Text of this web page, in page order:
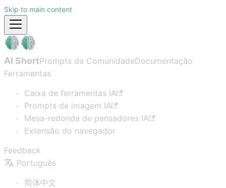
Skip to main content
AI ShortPrompts da ComunidadeDocumentação
Ferramentas
Caixa de ferramentas IA
Prompts de imagem IA
Mesa-redonda de pensadores IA
Extensão do navegador
Feedback
Português
简体中文